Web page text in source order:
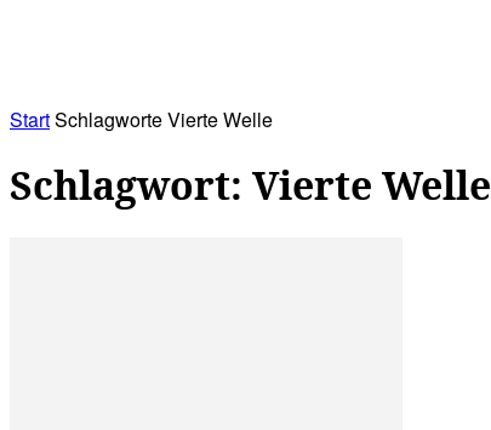
StartSchlagworteVierte Welle
Schlagwort: Vierte Welle